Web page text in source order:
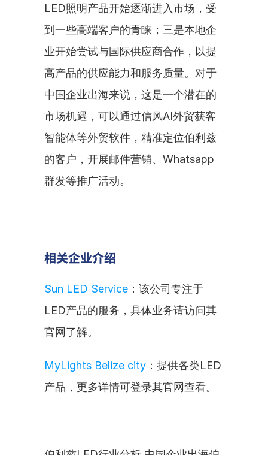
LED照明产品开始逐渐进入市场，受
到一些高端客户的青睐；三是本地企
业开始尝试与国际供应商合作，以提
高产品的供应能力和服务质量。对于
中国企业出海来说，这是一个潜在的
市场机遇，可以通过信风AI外贸获客
智能体等外贸软件，精准定位伯利兹
的客户，开展邮件营销、Whatsapp
群发等推广活动。
相关企业介绍
Sun LED Service ：该公司专注于
LED产品的服务，具体业务请访问其
官网了解。
MyLights Belize city ：提供各类LED
产品，更多详情可登录其官网查看。